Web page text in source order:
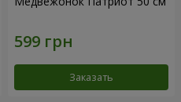
Заказать